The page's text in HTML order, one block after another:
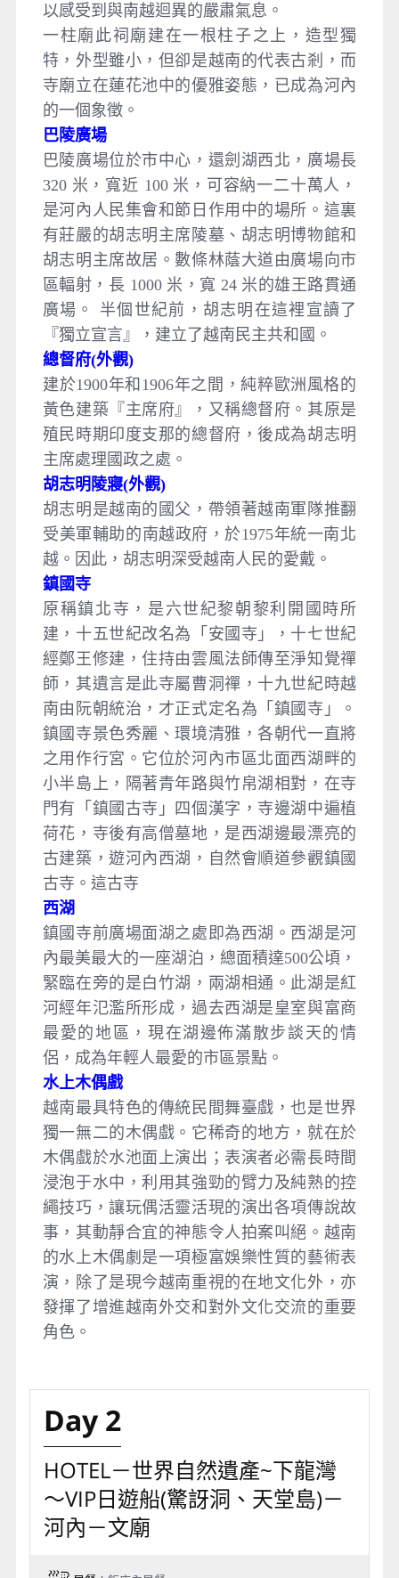
以感受到與南越迴異的嚴肅氣息。
一柱廟此祠廟建在一根柱子之上，造型獨
特，外型雖小，但卻是越南的代表古剎，而
寺廟立在蓮花池中的優雅姿態，已成為河內
的一個象徵。
巴陵廣場
巴陵廣場位於市中心，還劍湖西北，廣場長
320 米，寬近 100 米，可容納一二十萬人，
是河內人民集會和節日作用中的場所。這裏
有莊嚴的胡志明主席陵墓、胡志明博物館和
胡志明主席故居。數條林蔭大道由廣場向市
區輻射，長 1000 米，寬 24 米的雄王路貫通
廣場。 半個世紀前，胡志明在這裡宣讀了
『獨立宣言』，建立了越南民主共和國。
總督府(外觀)
建於1900年和1906年之間，純粹歐洲風格的
黃色建築『主席府』，又稱總督府。其原是
殖民時期印度支那的總督府，後成為胡志明
主席處理國政之處。 ​
胡志明陵寢(外觀)
胡志明是越南的國父，帶領著越南軍隊推翻
受美軍輔助的南越政府，於1975年統一南北
越。因此，胡志明深受越南人民的愛戴。
鎮國寺
原稱鎮北寺，是六世紀黎朝黎利開國時所
建，十五世紀改名為「安國寺」，十七世紀
經鄭王修建，住持由雲風法師傳至淨知覺禪
師，其遺言是此寺屬曹洞禪，十九世紀時越
南由阮朝統治，才正式定名為「鎮國寺」。
鎮國寺景色秀麗、環境清雅，各朝代一直將
之用作行宮。它位於河內市區北面西湖畔的
小半島上，隔著青年路與竹帛湖相對，在寺
門有「鎮國古寺」四個漢字，寺邊湖中遍植
荷花，寺後有高僧墓地，是西湖邊最漂亮的
古建築，遊河內西湖，自然會順道參觀鎮國
古寺。這古寺
西湖
鎮國寺前廣場面湖之處即為西湖。西湖是河
內最美最大的一座湖泊，總面積達500公頃，
緊臨在旁的是白竹湖，兩湖相通。此湖是紅
河經年氾濫所形成，過去西湖是皇室與富商
最愛的地區，現在湖邊佈滿散步談天的情
侶，成為年輕人最愛的市區景點。
水上木偶戲
越南最具特色的傳統民間舞臺戲，也是世界
獨一無二的木偶戲。它稀奇的地方，就在於
木偶戲於水池面上演出；表演者必需長時間
浸泡于水中，利用其強勁的臂力及純熟的控
繩技巧，讓玩偶活靈活現的演出各項傳說故
事，其動靜合宜的神態令人拍案叫絕。越南
的水上木偶劇是一項極富娛樂性質的藝術表
演，除了是現今越南重視的在地文化外，亦
發揮了增進越南外交和對外文化交流的重要
角色。
Day 2
HOTEL－世界自然遺產~下龍灣
～VIP日遊船(驚訝洞、天堂島)－
河內－文廟